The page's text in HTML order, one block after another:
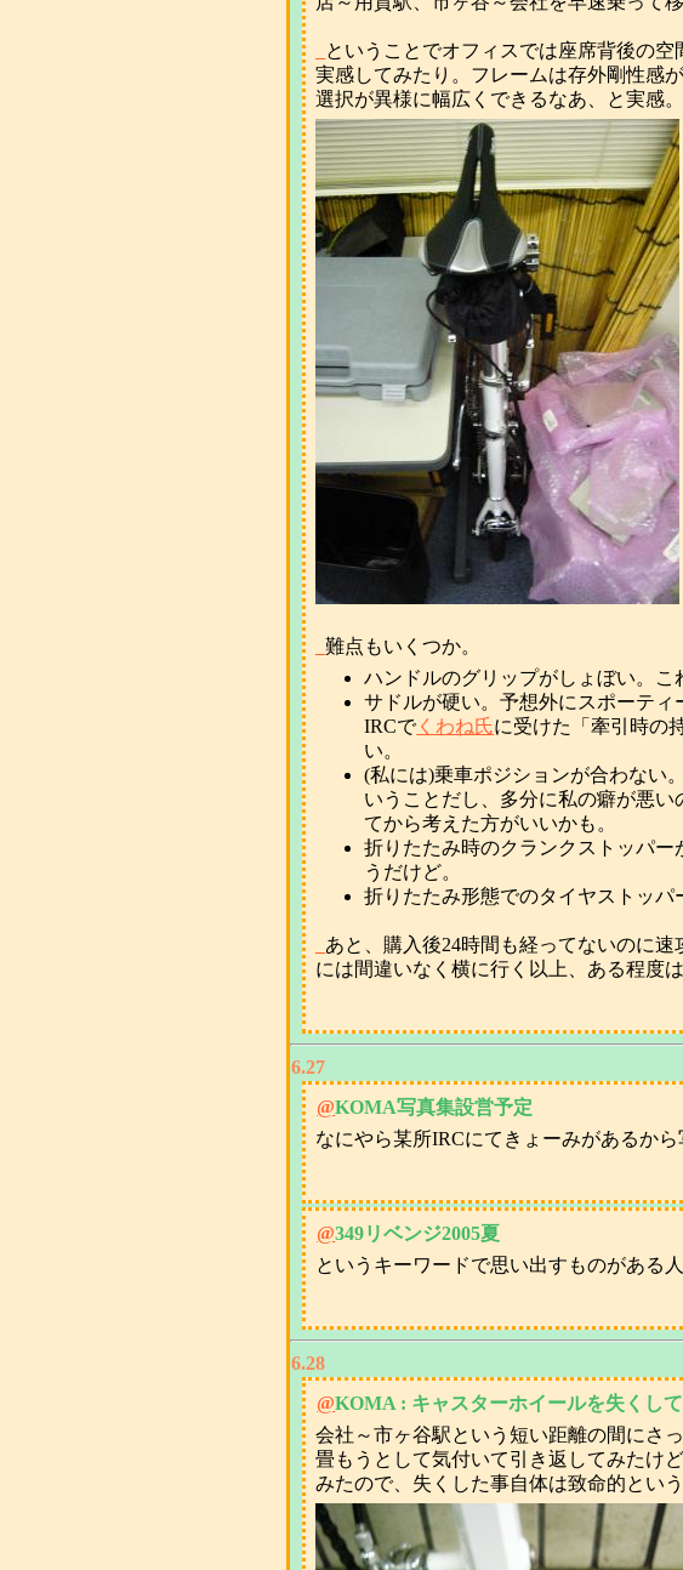
ということでオフィスでは座席背後の
実感してみたり。フレームは存外剛性感
選択が異様に幅広くできるなあ、と実感。
_難点もいくつか。
ハンドルのグリップがしょぼい。こ
サドルが硬い。予想外にスポーティ
IRCでくわね氏に受けた「牽引時の
い。
(私には)乗車ポジションが合わない
いうことだし、多分に私の癖が悪
てから考えた方がいいかも。
折りたたみ時のクランクストッパ
うだけど。
折りたたみ形態でのタイヤストッパ
あと、購入後24時間も経ってないのに
には間違いなく横に行く以上、ある程度
6.27
@KOMA写真集設営予定
なにやら某所IRCにてきょーみがあるか
@349リベンジ2005夏
というキーワードで思い出すものがある
6.28
@KOMA : キャスターホイールを失くし
会社～市ヶ谷駅という短い距離の間にさ
畳もうとして気付いて引き返してみたけ
みたので、失くした事自体は致命的とい